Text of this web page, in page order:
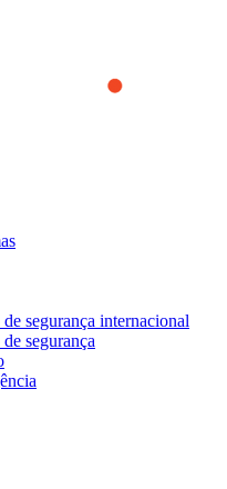
the best experience on our
out how you can disable
segurança internacional
segurança